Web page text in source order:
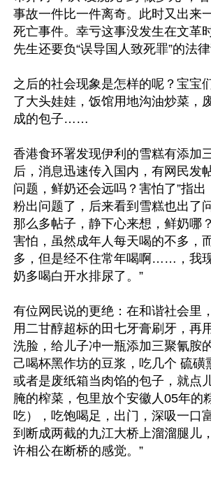
事故一件比一件离奇。此时又出来
死亡事件。幸亏这事没发生在文革
先生还要负“误导国人致死罪”的法律
之后的社会现象是怎样的呢？宝宝
了大头娃娃，饭馆用地沟油炒菜，
成的包子……
香港食环署发现伊利的雪糕有添加
后，消息迅速传入国内，有网民发
问题，鲜奶还会远吗？害怕了”指出
粉出问题了，后来看到雪糕也出了
那么多帖子，静下心来想，鲜奶哪
害怕，虽然成年人每天喝的不多，
多，但是经不住常年喝啊……，我
奶多喝白开水排尿了。”
有位网民说的更绝：在和谐社会里
用二甘醇超标的田七牙膏刷牙，再
洗脸，给儿子冲一瓶添加三聚氰胺
己喝杯黑作坊的豆浆，吃几个 硫磺
或者是废纸箱当肉馅的包子，就点
腌的榨菜，包里放个安徽人05年的
吃），吃饱喝足，出门，深吸一口
到断成两截的九江大桥上溜溜腿儿
许相公在断桥的感觉。”